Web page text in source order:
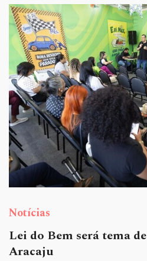
Notícias
Lei do Bem será tema
Aracaju